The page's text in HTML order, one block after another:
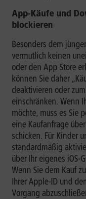
App-Käufe und
blockieren
Besonders dem
vermutlich keinen
oder den App Store
können Sie daher
deaktivieren oder
einschränken. Wenn
möchte, muss es Sie
eine Kaufanfrage
schicken. Für Kinder
standardmäßig
über Ihr eigenes iOS-
Wenn Sie dem Kauf
Ihrer Apple-ID und
Vorgang